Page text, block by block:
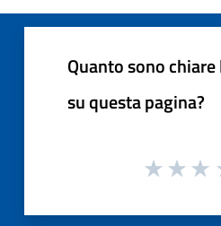
Quanto sono
su questa pagina?